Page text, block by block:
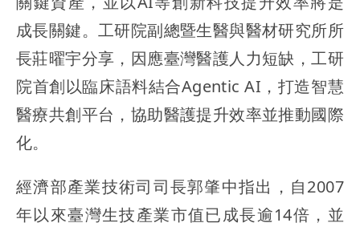
成長關鍵。工研院副總暨生醫與醫材研究所所
長莊曜宇分享，因應臺灣醫護人力短缺，工研
院首創以臨床語料結合Agentic AI，打造智慧
醫療共創平台，協助醫護提升效率並推動國際
化。
經濟部產業技術司司長郭肇中指出，自2007
年以來臺灣生技產業市值已成長逾14倍，並